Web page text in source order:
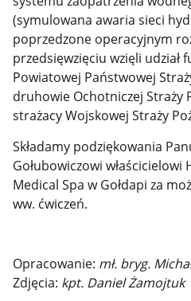
(symulowana awaria sieci
poprzedzone operacyjnym
przedsięwzięciu wzięli udział
Powiatowej Państwowej
druhowie Ochotniczej Straży
strażacy Wojskowej Straży
Składamy podziękowania
Gołubowiczowi właścicielowi
Medical Spa w Gołdapi za
ww. ćwiczeń.
Opracowanie: mł. bryg.
Zdjęcia: kpt. Daniel Żamojtuk